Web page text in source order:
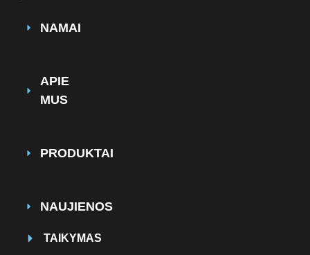
NAMAI
APIE
MUS
PRODUKTAI
NAUJIENOS
TAIKYMAS